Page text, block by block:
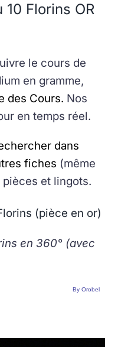
Florins OR
le cours de
en gramme,
des Cours. Nos
en temps réel.
dans
fiches (même
et lingots.
(pièce en or)
en 360° (avec